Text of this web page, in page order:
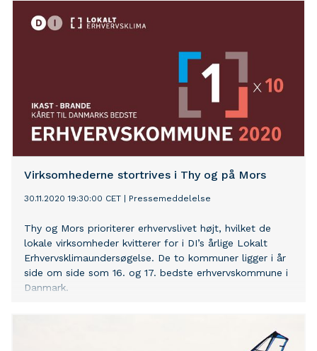
Virksomhederne stortrives i Thy og på Mors
30.11.2020 19:30:00 CET Pressemeddelelse
Thy og Mors prioriterer erhvervslivet højt, hvilket de
lokale virksomheder kvitterer for i DI’s årlige Lokalt
Erhvervsklimaundersøgelse. De to kommuner ligger i år
side om side som 16. og 17. bedste erhvervskommune i
Danmark.